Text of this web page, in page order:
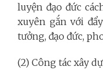
luyện đạo đức
xuyên gắn với
tưởng, đạo đức,
(2) Công tác xây